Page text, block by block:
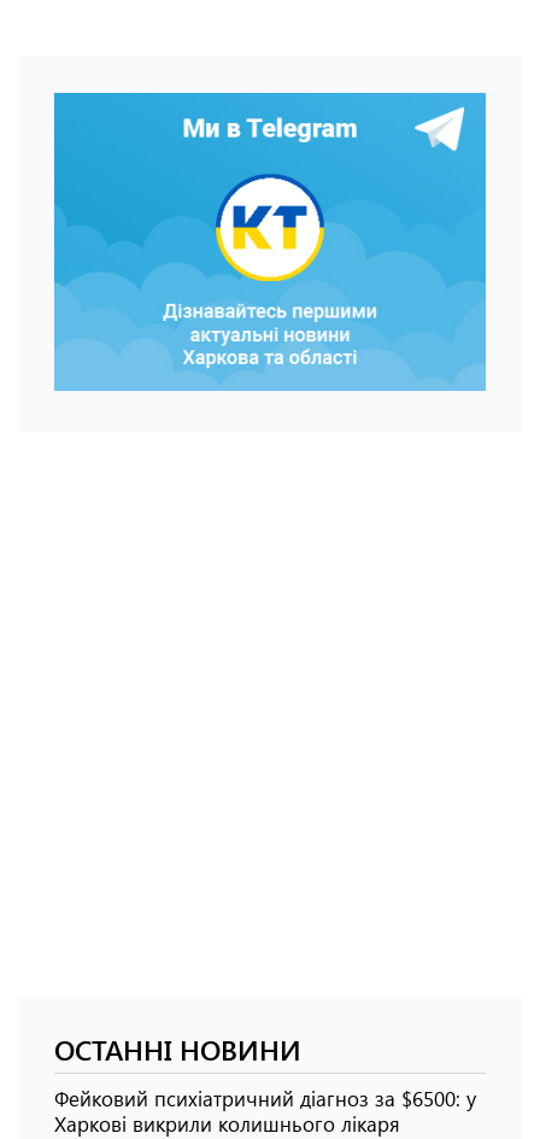
ОСТАННІ НОВИНИ
Фейковий психіатричний діагноз за $6500: у
Харкові викрили колишнього лікаря